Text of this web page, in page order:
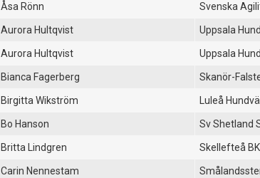
Åsa Rönn Svenska
Aurora Hultqvist Uppsala
Aurora Hultqvist Uppsala
Bianca Fagerberg Skanör-
Birgitta Wikström Luleå
Bo Hanson Sv Shetland
Britta Lindgren Skellefteå BK
Carin Nennestam